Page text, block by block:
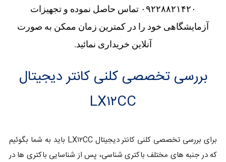
۰۹۲۲۸۸۲۱۴۲۰ تماس حاصل نموده و تجهیزات
آزمایشگاهی خود را در کمترین زمان ممکن به صورت
آنلاین خریداری نمائید.
بررسی تخصصی کلنی کانتر دیجیتال
LX۱۲CC
برای بررسی تخصصی کلنی کانتر دیجیتال LX۱۲CC باید به شما بگوئیم
که در جنبه های مختلف باکتری شناسی، پس از شناسایی باکتری ها در